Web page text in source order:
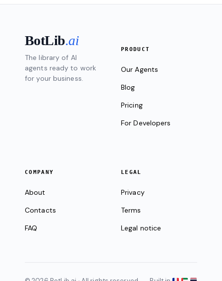
BotLib.ai
The library of AI
agents ready to work
for your business.
PRODUCT
Our Agents
Blog
Pricing
For Developers
COMPANY
About
Contacts
FAQ
LEGAL
Privacy
Terms
Legal notice